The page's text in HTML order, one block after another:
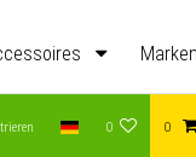
Marken
0 0